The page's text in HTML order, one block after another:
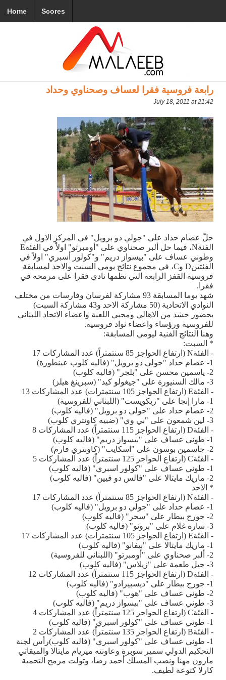
Home Scores
رابعة فروسية فقرا لعساف وصحناوي وحداد
July 18, 2011 at 21:42
حلّ عصام حداد على "جولي دو برويل" في المركز الاول في
الفئةN، فيما حل ألبر صحناوي على "أومبرتو" اولاً في الفئةE
وطوني عساف على "بيسواز دريم" و"كولور أسبري" اولاً في
الفئتينD وC، في مجموع نتائج يومي السبت والاحد لمسابقة
فروسية القفز الرابعة التي نظمها نادي فقرا على مرمحه في
فقرا .
شهد يوما المسابقة 93 مشاركة لفرسان وفارسات من مختلف
النوادي الاتحادية (50
مشاركة الاحد و43 مشاركة السبت)
بحضور حشد من الاهالي ومحبي اللعبة واعضاء الاتحاد اللبناني
للفروسية ورؤساء واعضاء نواد فروسية.
وهنا النتائج الفنية ليومي المسابقة:
* السبت:
- الفئةN (ارتفاع الحواجز 85 سنتمتراً) عدد المشاركات 17
1
- عصام حداد "جولي دو برويل" (فاليه كلوب عينطورة)
2
- ياسمين محسن على "بلجر" (فاليه كلوب)
3
- مالك السنيورة على "جيغولو كيد" (سبرينغ هيلز)
- الفئةE (ارتفاع الحواجز 105 سنتمترات) عدد المشاركات 13
1
- مارا إنجا على "ريكويست" (اللبناني للفروسية)
2
- عصام حداد على "جولي دو برويل" (فاليه كلوب)
3
- لين شمعون على "بي وي" (ضبيه كاونتري كلوب)
- الفئةD (ارتفاع الحواجز 115 سنتمتراً) عدد المشاركات 8
1
- طوني عساف على "بيسواز دريم" (فاليه كلوب)
2
- جاسمين بوسون على "اسكايب" (كاونتري فارم)
- الفئةC (ارتفاع الحواجز 125 سنتمتراً) عدد المشاركات 5
1
- طوني عساف على "كولور اسبري" (فاليه كلوب)
2
- ماريك مايتالا على "فالس دو فيين" (فاليه كلوب)
* الاحد
- الفئةN (ارتفاع الحواجز 85 سنتمتراً) عدد المشاركات 17
1
- عصام حداد على "جولي دو برويل" (فاليه كلوب)
2
- جورج بيطار على "سحر" (فاليه كلوب)
3
- ساره غلام على "برونو" (فاليه كلوب)
- الفئةE (ارتفاع الحواجز 105 سنتمترات) عدد المشاركات 17
1
- ماريك مايتالا على "بيفانو" (فاليه كلوب)
2
- ألبر صحناوي على "أومبرتو" (اللبناني للفروسية)
3
- جيل طعمة على "زيلاس" (فاليه كلوب)
- الفئةD (ارتفاع الحواجز 115 سنتمتراً) عدد المشاركات 12
1
- جورج بيطار على "ديسبيرادو" (فاليه كلوب)
2
- طوني عساف على "هوب" (فاليه كلوب)
3
- طوني عساف على "بيسواز دريم" (فاليه كلوب)
- الفئةC (ارتفاع الحواجز 125 سنتمتراً) عدد المشاركات 4
1
- طوني عساف على "كولور اسبري" (فاليه كلوب)
- الفئةB (ارتفاع الحواجز 135 سنتمتراً) عدد المشاركات 2
1
- طوني عساف على "كولور اسبري" (فاليه كلوب)رأس لجنة
التحكيم الدولي سمير سوبرة وعاونته ميريام مايتالا والميقاتي
مارون مهنا ونصب المسلك أحمد رضا، وتولت مرمح التحمية
كارلا كتوعة لطيف.